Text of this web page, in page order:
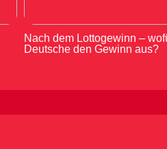
Nach dem Lottogewinn –
Deutsche den Gewinn aus?